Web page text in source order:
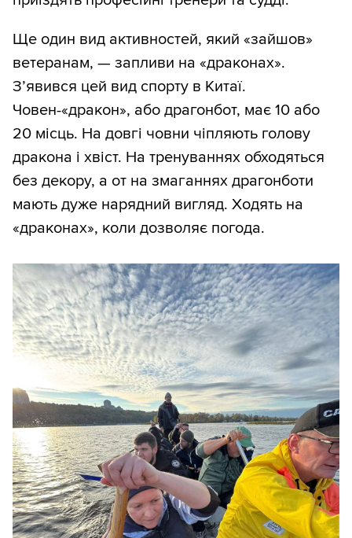
Ще один вид активностей, який «зайшов»
ветеранам, — запливи на «драконах».
З’явився цей вид спорту в Китаї.
Човен-«дракон», або драгонбот, має 10 або
20 місць. На довгі човни чіпляють голову
дракона і хвіст. На тренуваннях обходяться
без декору, а от на змаганнях драгонботи
мають дуже нарядний вигляд. Ходять на
«драконах», коли дозволяє погода.